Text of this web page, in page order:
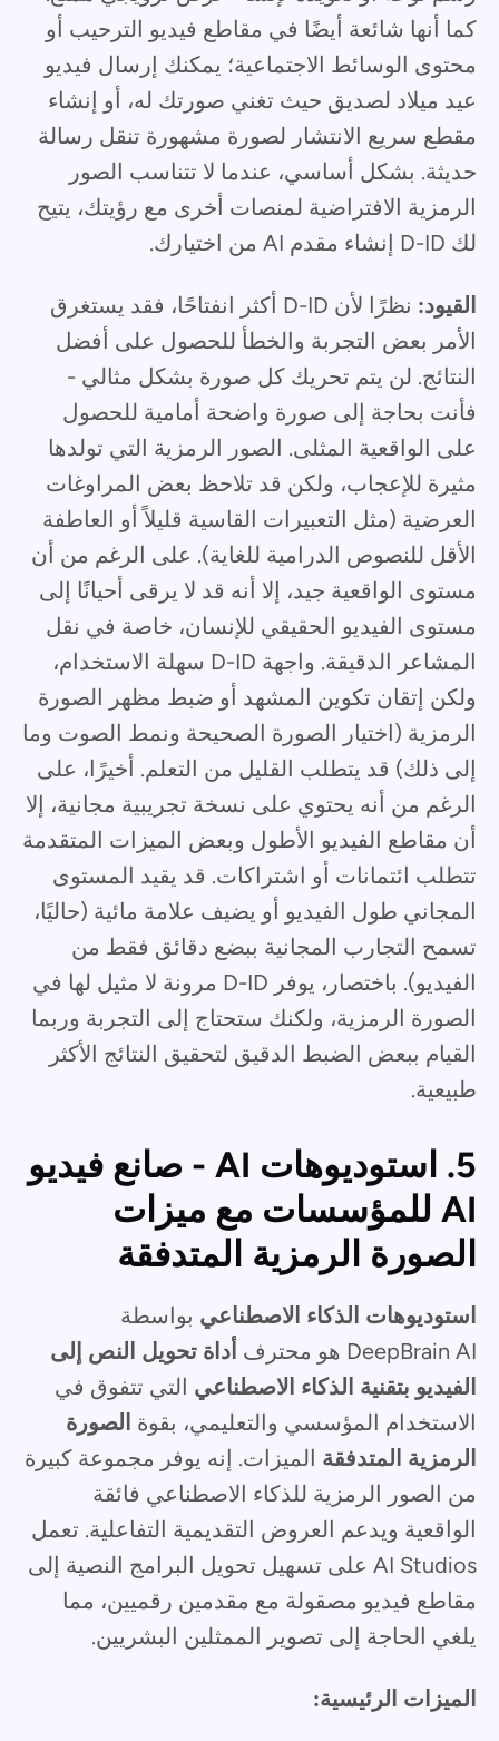
كما أنها شائعة أيضًا في مقاطع فيديو الترحيب أو
محتوى الوسائط الاجتماعية؛ يمكنك إرسال فيديو
عيد ميلاد لصديق حيث تغني صورتك له، أو إنشاء
مقطع سريع الانتشار لصورة مشهورة تنقل رسالة
حديثة. بشكل أساسي، عندما لا تتناسب الصور
الرمزية الافتراضية لمنصات أخرى مع رؤيتك، يتيح
لك D-ID إنشاء مقدم AI من اختيارك.
القيود:
نظرًا لأن D-ID أكثر انفتاحًا، فقد يستغرق
الأمر بعض التجربة والخطأ للحصول على أفضل
النتائج. لن يتم تحريك كل صورة بشكل مثالي -
فأنت بحاجة إلى صورة واضحة أمامية للحصول
على الواقعية المثلى. الصور الرمزية التي تولدها
مثيرة للإعجاب، ولكن قد تلاحظ بعض المراوغات
العرضية (مثل التعبيرات القاسية قليلاً أو العاطفة
الأقل للنصوص الدرامية للغاية). على الرغم من أن
مستوى الواقعية جيد، إلا أنه قد لا يرقى أحيانًا إلى
مستوى الفيديو الحقيقي للإنسان، خاصة في نقل
المشاعر الدقيقة. واجهة D-ID سهلة الاستخدام،
ولكن إتقان تكوين المشهد أو ضبط مظهر الصورة
الرمزية (اختيار الصورة الصحيحة ونمط الصوت وما
إلى ذلك) قد يتطلب القليل من التعلم. أخيرًا، على
الرغم من أنه يحتوي على نسخة تجريبية مجانية، إلا
أن مقاطع الفيديو الأطول وبعض الميزات المتقدمة
تتطلب ائتمانات أو اشتراكات. قد يقيد المستوى
المجاني طول الفيديو أو يضيف علامة مائية (حاليًا،
تسمح التجارب المجانية ببضع دقائق فقط من
الفيديو). باختصار، يوفر D-ID مرونة لا مثيل لها في
الصورة الرمزية، ولكنك ستحتاج إلى التجربة وربما
القيام ببعض الضبط الدقيق لتحقيق النتائج الأكثر
طبيعية.
5. استوديوهات AI - صانع فيديو
AI للمؤسسات مع ميزات
الصورة الرمزية المتدفقة
استوديوهات الذكاء الاصطناعي بواسطة
DeepBrain AI هو محترف
أداة تحويل النص إلى
الفيديو بتقنية الذكاء الاصطناعي التي تتفوق في
الاستخدام المؤسسي والتعليمي، بقوة الصورة
الرمزية المتدفقة الميزات. إنه يوفر مجموعة كبيرة
من الصور الرمزية للذكاء الاصطناعي فائقة
الواقعية ويدعم العروض التقديمية التفاعلية. تعمل
AI Studios على تسهيل تحويل البرامج النصية إلى
مقاطع فيديو مصقولة مع مقدمين رقميين، مما
يلغي الحاجة إلى تصوير الممثلين البشريين.
الميزات الرئيسية: